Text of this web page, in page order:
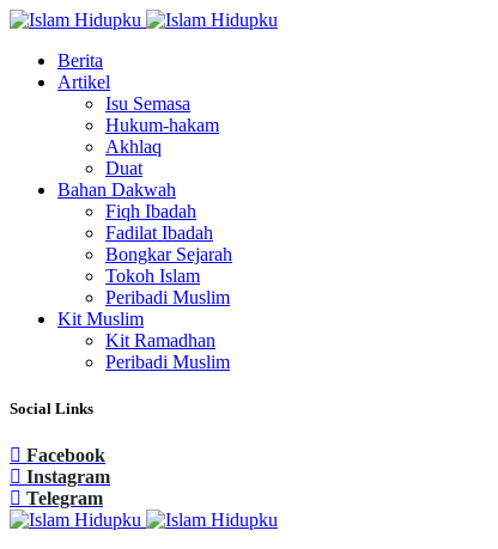
Berita
Artikel
Isu Semasa
Hukum-hakam
Akhlaq
Duat
Bahan Dakwah
Fiqh Ibadah
Fadilat Ibadah
Bongkar Sejarah
Tokoh Islam
Peribadi Muslim
Kit Muslim
Kit Ramadhan
Peribadi Muslim
Social Links
Facebook
Instagram
Telegram